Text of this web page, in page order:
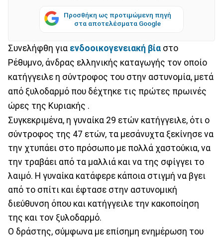
Προσθήκη ως προτιμώμενη πηγή
στα αποτελέσματα Google
Συνελήφθη για ενδοοικογενειακή βία στο
Ρέθυμνο, άνδρας ελληνικής καταγωγής τον οποίο
κατήγγειλε η σύντροφος του στην αστυνομία, μετά
από ξυλοδαρμό που δέχτηκε τις πρώτες πρωινές
ώρες της Κυριακής .
Συγκεκριμένα, η γυναίκα 29 ετών κατήγγειλε, ότι ο
σύντροφος της 47 ετών, τα μεσάνυχτα ξεκίνησε να
την χτυπάει στο πρόσωπο με πολλά χαστούκια, να
την τραβάει από τα μαλλιά και να της σφίγγει το
λαιμό. Η γυναίκα κατάφερε κάποια στιγμή να βγει
από το σπίτι και έφτασε στην αστυνομική
διεύθυνση όπου και κατήγγειλε την κακοποίηση
της και τον ξυλοδαρμό.
Ο δράστης, σύμφωνα με επίσημη ενημέρωση του